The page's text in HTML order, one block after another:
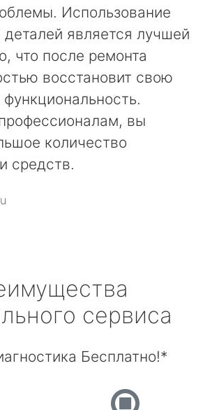
Использование
деталей является лучшей
что после ремонта
восстановит свою
вы
количество
средств.
сервиса
Бесплатно!*